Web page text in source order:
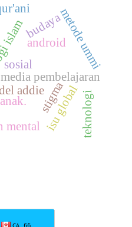
media pembelajaran
addie
android
isu global
metode ummi
stigma
mental
budaya
teknologi
sosial
anak.